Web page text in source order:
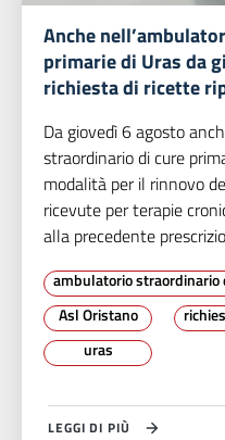
Anche
primarie di Uras da
richiesta di ricette
Da giovedì 6 agosto
straordinario di cure
modalità per il rinnovo
ricevute per terapie
alla precedente
ambulatorio straordinario
Asl Oristano
uras
LEGGI DI PIÙ